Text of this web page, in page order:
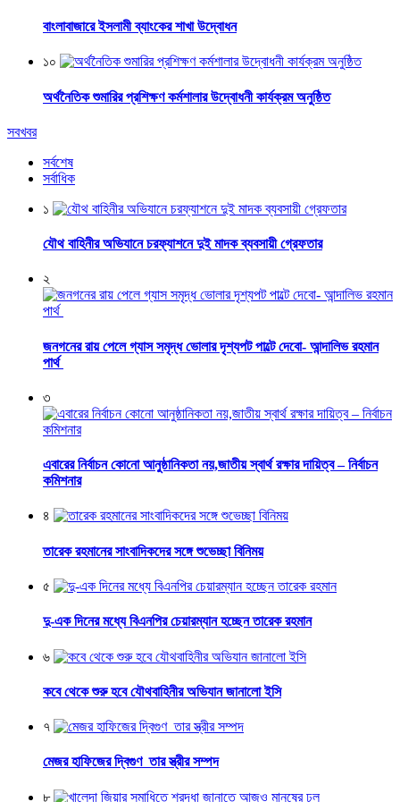
বাংলাবাজারে ইসলামী ব্যাংকের শাখা উদ্বোধন
১০
অর্থনৈতিক শুমারির প্রশিক্ষণ কর্মশালার উদ্বোধনী কার্যক্রম অনুষ্ঠিত
সবখবর
সর্বশেষ
সর্বাধিক
১
যৌথ বাহিনীর অভিযানে চরফ্যাশনে দুই মাদক ব্যবসায়ী গ্রেফতার
২
জনগনের রায় পেলে গ্যাস সমৃদ্ধ ভোলার দৃশ্যপট পাল্টে দেবো- আন্দালিভ রহমান
পার্থ
৩
এবারের নির্বাচন কোনো আনুষ্ঠানিকতা নয়,জাতীয় স্বার্থ রক্ষার দায়িত্ব – নির্বাচন
কমিশনার
৪
তারেক রহমানের সাংবাদিকদের সঙ্গে শুভেচ্ছা বিনিময়
৫
দু-এক দিনের মধ্যে বিএনপির চেয়ারম্যান হচ্ছেন তারেক রহমান
৬
কবে থেকে শুরু হবে যৌথবাহিনীর অভিযান জানালো ইসি
৭
মেজর হাফিজের দ্বিগুণ তার স্ত্রীর সম্পদ
৮